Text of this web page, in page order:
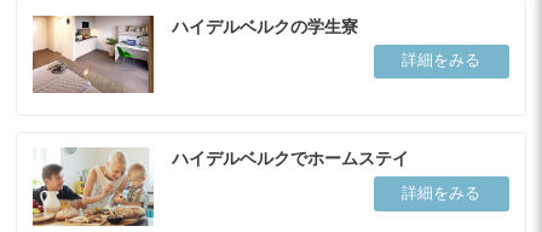
ハイデルベルクの学生寮
詳細をみる
ハイデルベルクでホームステイ
詳細をみる